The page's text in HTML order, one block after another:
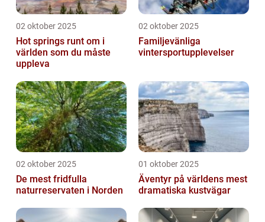
02 oktober 2025
Hot springs runt om i
världen som du måste
uppleva
02 oktober 2025
Familjevänliga
vintersportupplevelser
02 oktober 2025
De mest fridfulla
naturreservaten i Norden
01 oktober 2025
Äventyr på världens mest
dramatiska kustvägar